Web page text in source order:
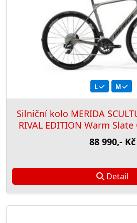
L M
Silniční kolo MERIDA
RIVAL EDITION Warm
88 990,- Kč
Detail